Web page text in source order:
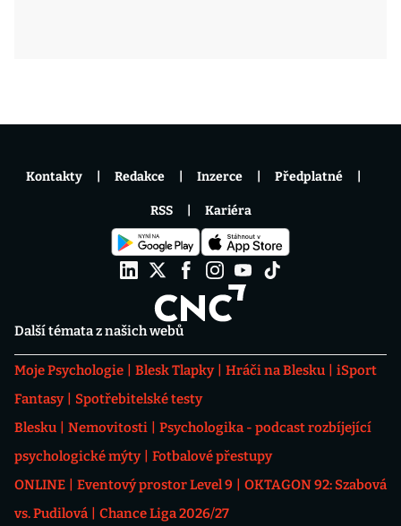
Další témata z našich webů
Moje Psychologie Blesk Tlapky Hráči na Blesku
iSport
Fantasy
Spotřebitelské testy
Blesku
Nemovitosti
Psychologika - podcast rozbíjející
psychologické mýty
Fotbalové přestupy
ONLINE
Eventový prostor Level 9
OKTAGON 92: Szabová
vs. Pudilová
Chance Liga 2026/27
Kontakty Redakce Inzerce Předplatné
RSS Kariéra